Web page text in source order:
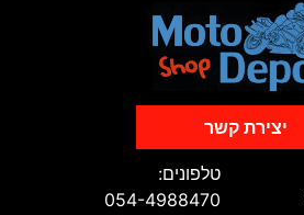
טלפונים:
054-4988470
יצירת קשר